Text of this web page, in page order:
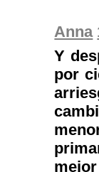
Anna
Y
por